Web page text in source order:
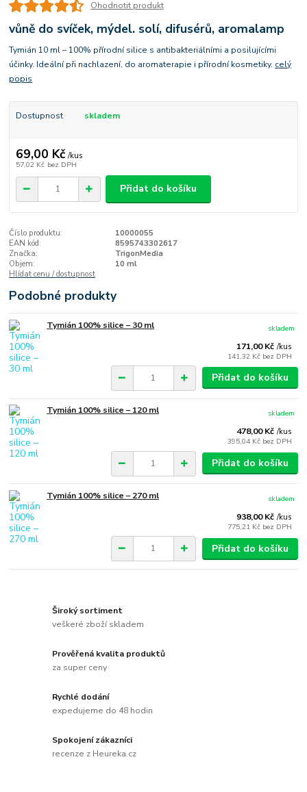
Ohodnotit produkt
vůně do svíček, mýdel. solí, difusérů, aromalamp
Tymián 10 ml – 100% přírodní silice s antibakteriálními a posilujícími
účinky. Ideální při nachlazení, do aromaterapie i přírodní kosmetiky. celý
popis
Dostupnost skladem
69,00 Kč /kus
57,02 Kč bez DPH
Přidat do košíku
Číslo produktu:
10000055
EAN kód:
8595743302617
Značka:
TrigonMedia
Objem:
10 ml
Hlídat cenu / dostupnost
Podobné produkty
Tymián 100% silice – 30 ml
171,00 Kč /kus
141,32 Kč bez DPH
skladem
Přidat do košíku
Tymián 100% silice – 120 ml
478,00 Kč /kus
395,04 Kč bez DPH
skladem
Přidat do košíku
Tymián 100% silice – 270 ml
938,00 Kč /kus
775,21 Kč bez DPH
skladem
Přidat do košíku
Široký sortiment
veškeré zboží skladem
Prověřená kvalita produktů
za super ceny
Rychlé dodání
expedujeme do 48 hodin
Spokojení zákazníci
recenze z Heureka.cz